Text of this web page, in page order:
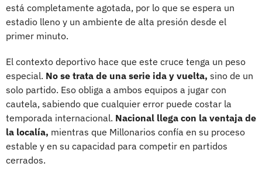
está completamente agotada, por lo que se espera un
estadio lleno y un ambiente de alta presión desde el
primer minuto.
El contexto deportivo hace que este cruce tenga un peso
especial. No se trata de una serie ida y vuelta, sino de un
solo partido. Eso obliga a ambos equipos a jugar con
cautela, sabiendo que cualquier error puede costar la
temporada internacional. Nacional llega con la ventaja de
la localía, mientras que Millonarios confía en su proceso
estable y en su capacidad para competir en partidos
cerrados.